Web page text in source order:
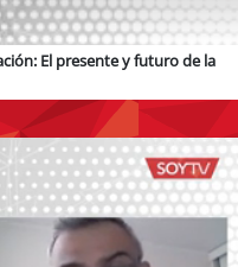
El presente y futuro de la